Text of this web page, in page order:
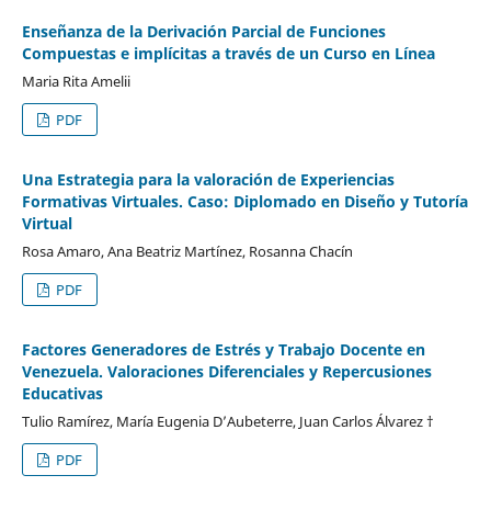
Enseñanza de la Derivación Parcial de Funciones
Compuestas e implícitas a través de un Curso en Línea
Maria Rita Amelii
PDF
Una Estrategia para la valoración de Experiencias
Formativas Virtuales. Caso: Diplomado en Diseño y Tutoría
Virtual
Rosa Amaro, Ana Beatriz Martínez, Rosanna Chacín
PDF
Factores Generadores de Estrés y Trabajo Docente en
Venezuela. Valoraciones Diferenciales y Repercusiones
Educativas
Tulio Ramírez, María Eugenia D’Aubeterre, Juan Carlos Álvarez †
PDF